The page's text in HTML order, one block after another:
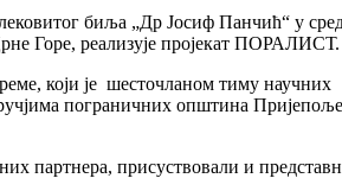
биља „Др Јосиф Панчић“ у
Горе, реализује пројекат ПОРАЛИСТ.
који је шесточланом тиму научних
пограничних општина
партнера, присуствовали и